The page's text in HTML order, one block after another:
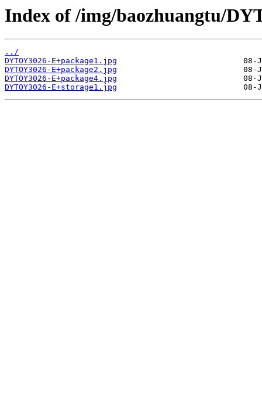
Index of /img/baozhuangtu/
../
DYTOY3026-E+package1.jpg
DYTOY3026-E+package2.jpg
DYTOY3026-E+package4.jpg
DYTOY3026-E+storage1.jpg